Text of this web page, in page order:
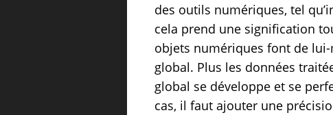
des outils numériques, tel
cela prend une signification
objets numériques font de
global. Plus les données
global se développe et se
cas, il faut ajouter une